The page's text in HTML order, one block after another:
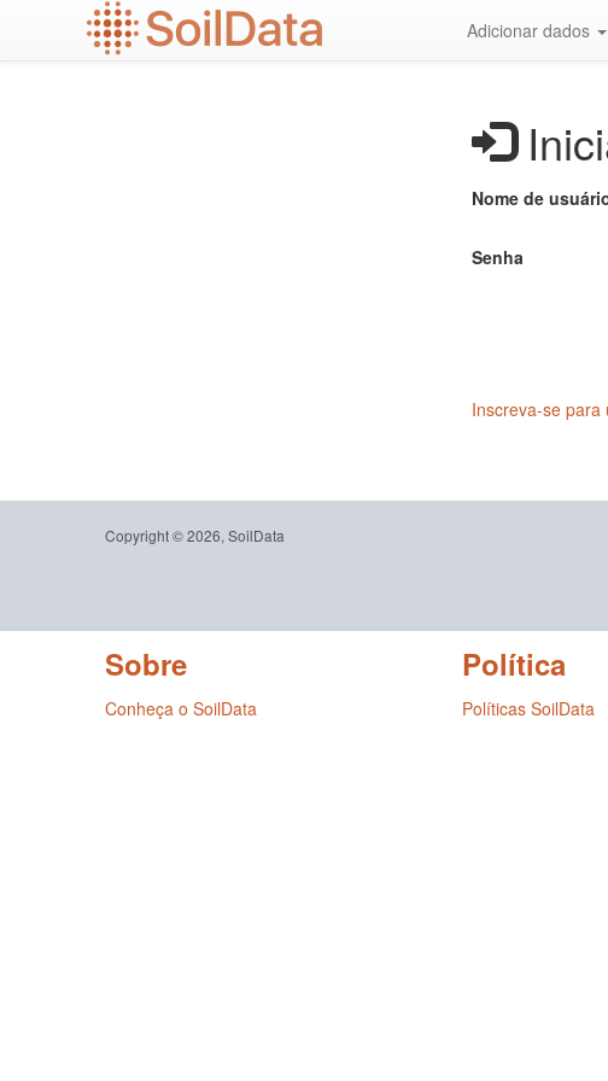
Adicionar dados
Nome de
Senha
Inscreva-se para
Copyright © 2026, SoilData
Sobre
Conheça o SoilData
Política
Políticas SoilData